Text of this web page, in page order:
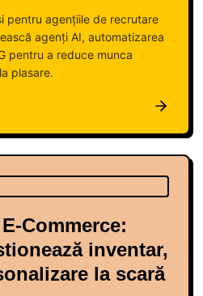
pentru agențiile de recrutare
agenți AI, automatizarea
pentru a reduce munca
plasare.
Commerce:
inventar,
la scară